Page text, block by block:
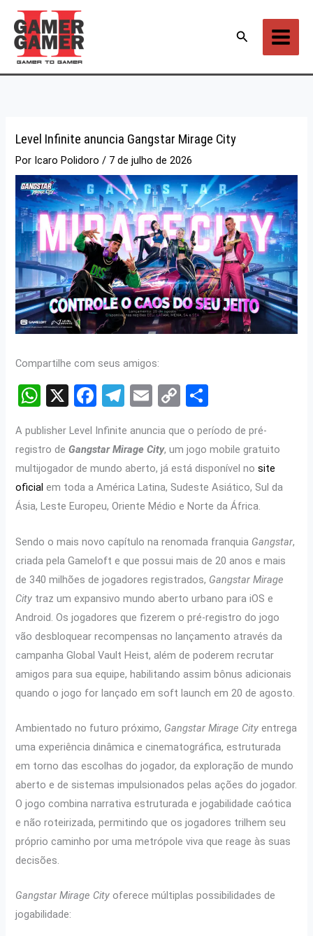
para
conteúdo
Pesquisar
Level Infinite anuncia Gangstar Mirage City
Por Icaro Polidoro/ 7 de julho de 2026
Compartilhe com seus amigos:
W
at
s
A
p
X
F
ce
b
o
o
T
e
gr
a
m
E
ail
C
py
Li
n
k
ar
e
A publisher Level Infinite anuncia que o período de pré-
registro deGangstar Mirage City, um jogo mobile gratuito
multijogador de mundo aberto, já está disponível nosite
oficial em toda a América Latina, Sudeste Asiático, Sul da
Ásia, Leste Europeu, Oriente Médio e Norte da África.
Sendo o mais novo capítulo na renomada franquia Gangstar,
criada pela Gameloft e que possui mais de 20 anos e mais
de 340 milhões de jogadores registrados, Gangstar Mirage
City traz um expansivo mundo aberto urbano para iOS e
Android. Os jogadores que fizerem o pré-registro do jogo
vão desbloquear recompensas no lançamento através da
campanha Global Vault Heist, além de poderem recrutar
amigos para sua equipe, habilitando assim bônus adicionais
quando o jogo for lançado em soft launch em 20 de agosto.
Ambientado no futuro próximo, Gangstar Mirage City entrega
uma experiência dinâmica e cinematográfica, estruturada
em torno das escolhas do jogador, da exploração de mundo
aberto e de sistemas impulsionados pelas ações do jogador.
O jogo combina narrativa estruturada e jogabilidade caótica
e não roteirizada, permitindo que os jogadores trilhem seu
próprio caminho por uma metrópole viva que reage às suas
decisões.
Gangstar Mirage City oferece múltiplas possibilidades de
jogabilidade: